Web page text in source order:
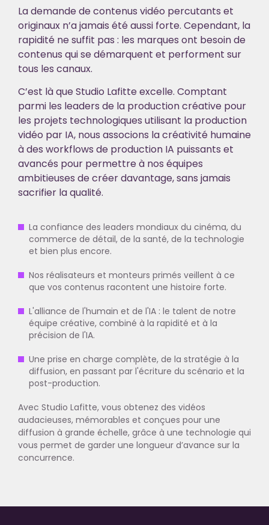
La demande de contenus vidéo percutants et
originaux n’a jamais été aussi forte. Cependant, la
rapidité ne suffit pas : les marques ont besoin de
contenus qui se démarquent et performent sur
tous les canaux.
C’est là que Studio Lafitte excelle. Comptant
parmi les leaders de la production créative pour
les projets technologiques utilisant la production
vidéo par IA, nous associons la créativité humaine
à des workflows de production IA puissants et
avancés pour permettre à nos équipes
ambitieuses de créer davantage, sans jamais
sacrifier la qualité.
La confiance des leaders mondiaux du cinéma, du
commerce de détail, de la santé, de la technologie
et bien plus encore.
Nos réalisateurs et monteurs primés veillent à ce
que vos contenus racontent une histoire forte.
L'alliance de l'humain et de l'IA : le talent de notre
équipe créative, combiné à la rapidité et à la
précision de l'IA.
Une prise en charge complète, de la stratégie à la
diffusion, en passant par l'écriture du scénario et la
post-production.
Avec Studio Lafitte, vous obtenez des vidéos
audacieuses, mémorables et conçues pour une
diffusion à grande échelle, grâce à une technologie qui
vous permet de garder une longueur d’avance sur la
concurrence.